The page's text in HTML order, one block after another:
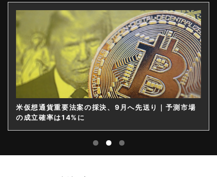
米仮想通貨重要法案の採決、9月へ先送り｜予測市場
の成立確率は14%に